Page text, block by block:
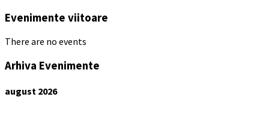
Evenimente viitoare
There are no events
Arhiva Evenimente
august 2026